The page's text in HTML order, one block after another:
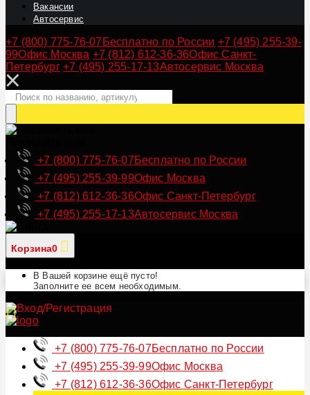
Вакансии
Автосервис
+7 (800) 775-76-07 Бесплатно по России +7 (495) 255-39-
99Офис Москва +7 (812) 612-36-36Офис Санкт-
Петербург +7 (495) 255-17-13Автосервис Москва
+7 (800) 775-76-07Бесплатно по России
+7 (495) 255-39-99Офис Москва
+7 (812) 612-36-36Офис Санкт-Петербург
+7 (495) 255-17-13Автосервис Москва
Корзина0
В Вашей корзине ещё пусто!
Заполните ее всем необходимым.
+7 (800) 775-76-07Бесплатно по России
+7 (495) 255-39-99Офис Москва
+7 (812) 612-36-36Офис Санкт-Петербург